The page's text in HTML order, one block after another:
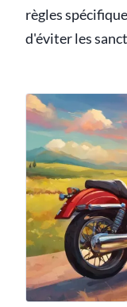
règles
d'éviter les